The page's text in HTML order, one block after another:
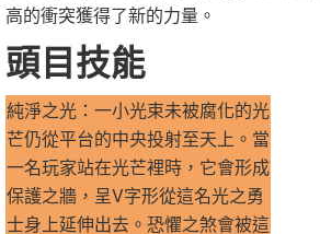
高的衝突獲得了新的力量。
頭目技能
純淨之光：一小光束未被腐化的光
芒仍從平台的中央投射至天上。當
一名玩家站在光芒裡時，它會形成
保護之牆，呈V字形從這名光之勇
士身上延伸出去。恐懼之煞會被這